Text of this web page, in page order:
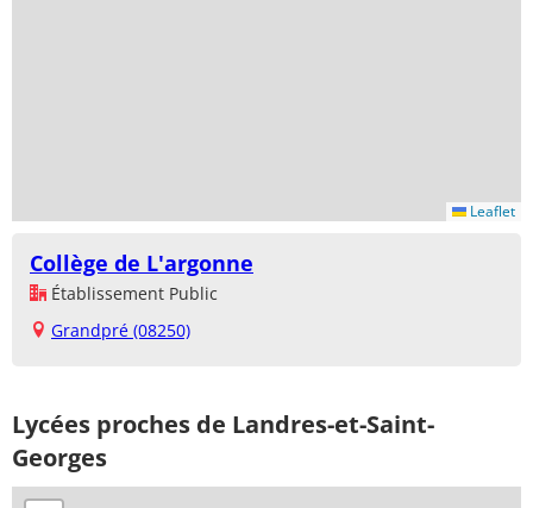
Leaflet
Collège de L'argonne
Établissement Public
Grandpré (08250)
Lycées proches de Landres-et-Saint-
Georges